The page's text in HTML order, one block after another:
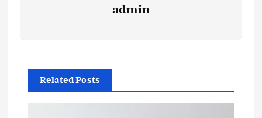
admin
Related Posts